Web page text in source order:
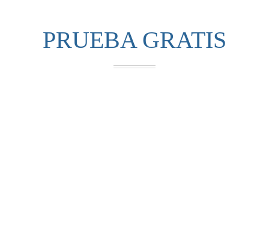
PRUEBA GRATIS